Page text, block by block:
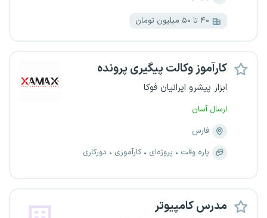
۴۰ تا ۵۰ میلیون تومان
کارآموز وکالت پیگیری پرونده
ابزار پیشرو ایرانیان فوکا
ارسال آسان
فارس
پاره وقت
پروژه‌ای کارآموزی دورکاری
مدرس کامپیوتر